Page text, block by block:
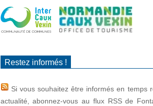
Restez informés !
Si vous souhaitez être informés en temps
actualité, abonnez-vous au flux RSS de